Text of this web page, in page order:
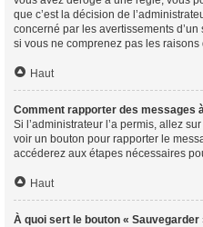
que c’est la décision de
concerné par les avertissements
si vous ne comprenez pas les
Haut
Comment rapporter des messages
Si l’administrateur l’a permis, allez
voir un bouton pour rapporter le
accéderez aux étapes nécessaires
Haut
À quoi sert le bouton «